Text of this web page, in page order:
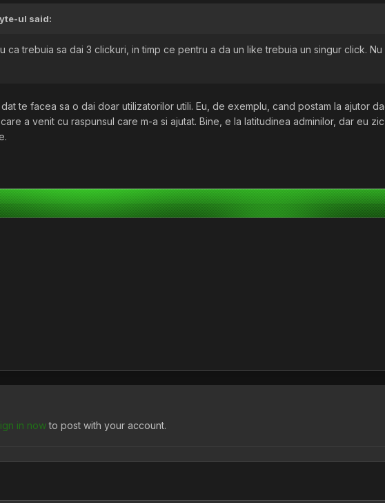
ul said:
ca trebuia sa dai 3 clickuri, in timp ce pentru a da un like trebuia un singur click.
te facea sa o dai doar utilizatorilor utili. Eu, de exemplu, cand postam la ajutor
a venit cu raspunsul care m-a si ajutat. Bine, e la latitudinea adminilor, dar eu
in nowto post with your account.